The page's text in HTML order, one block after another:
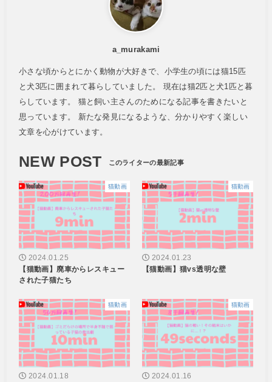
a_murakami
小さな頃からとにかく動物が大好きで、小学生の頃には猫15匹
と犬3匹に囲まれて暮らしていました。 現在は猫2匹と犬1匹と暮
らしています。 猫と飼い主さんのためになる記事を書きたいと
思っています。 新たな発見になるような、分かりやすく楽しい
文章を心がけています。
NEW POST
猫動画
2024.01.25
【猫動画】廃車からレスキュー
された子猫たち
猫動画
2024.01.23
【猫動画】猫vs透明な壁
猫動画
2024.01.18
猫動画
2024.01.16